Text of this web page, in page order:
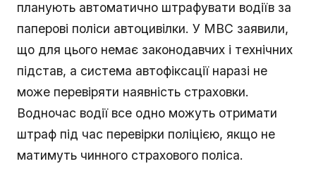
планують автоматично штрафувати водіїв за
паперові поліси автоцивілки. У МВС заявили,
що для цього немає законодавчих і технічних
підстав, а система автофіксації наразі не
може перевіряти наявність страховки.
Водночас водії все одно можуть отримати
штраф під час перевірки поліцією, якщо не
матимуть чинного страхового поліса.